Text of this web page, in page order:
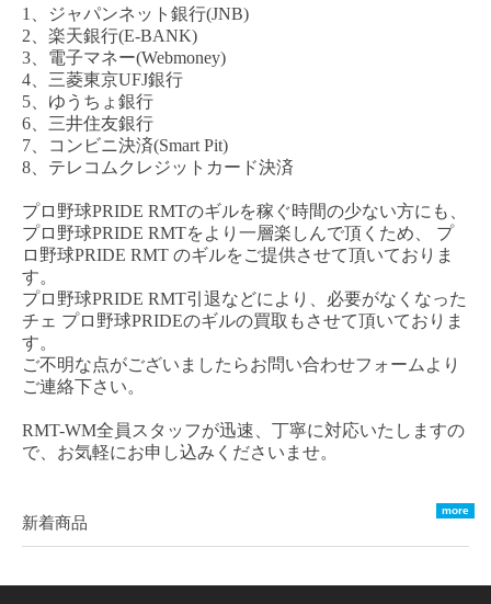
1、ジャパンネット銀行(JNB)
2、楽天銀行(E-BANK)
3、電子マネー(Webmoney)
4、三菱東京UFJ銀行
5、ゆうちょ銀行
6、三井住友銀行
7、コンビニ決済(Smart Pit)
8、テレコムクレジットカード決済
プロ野球PRIDE RMTのギルを稼ぐ時間の少ない方にも、
プロ野球PRIDE RMTをより一層楽しんで頂くため、
プ
ロ野球PRIDE RMT のギルをご提供させて頂いておりま
す。
プロ野球PRIDE RMT引退などにより、必要がなくなった
チェ プロ野球PRIDEのギルの買取もさせて頂いておりま
す。
ご不明な点がございましたらお問い合わせフォームより
ご連絡下さい。
RMT-WM全員スタッフが迅速、丁寧に対応いたしますの
で、お気軽にお申し込みくださいませ。
more
新着商品